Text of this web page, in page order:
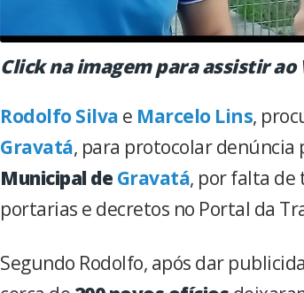
Click na imagem para assistir ao
Rodolfo Silva e Marcelo Lins,
Gravatá, para protocolar denúncia
Municipal de Gravatá, por falta de
portarias e decretos no Portal da
Segundo Rodolfo, após dar